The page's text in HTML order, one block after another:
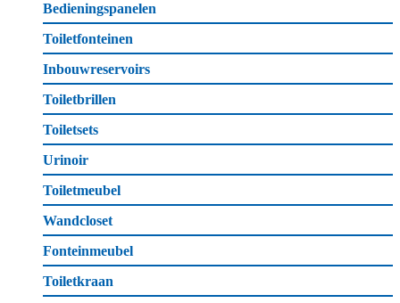
Bedieningspanelen
Toiletfonteinen
Inbouwreservoirs
Toiletbrillen
Toiletsets
Urinoir
Toiletmeubel
Wandcloset
Fonteinmeubel
Toiletkraan